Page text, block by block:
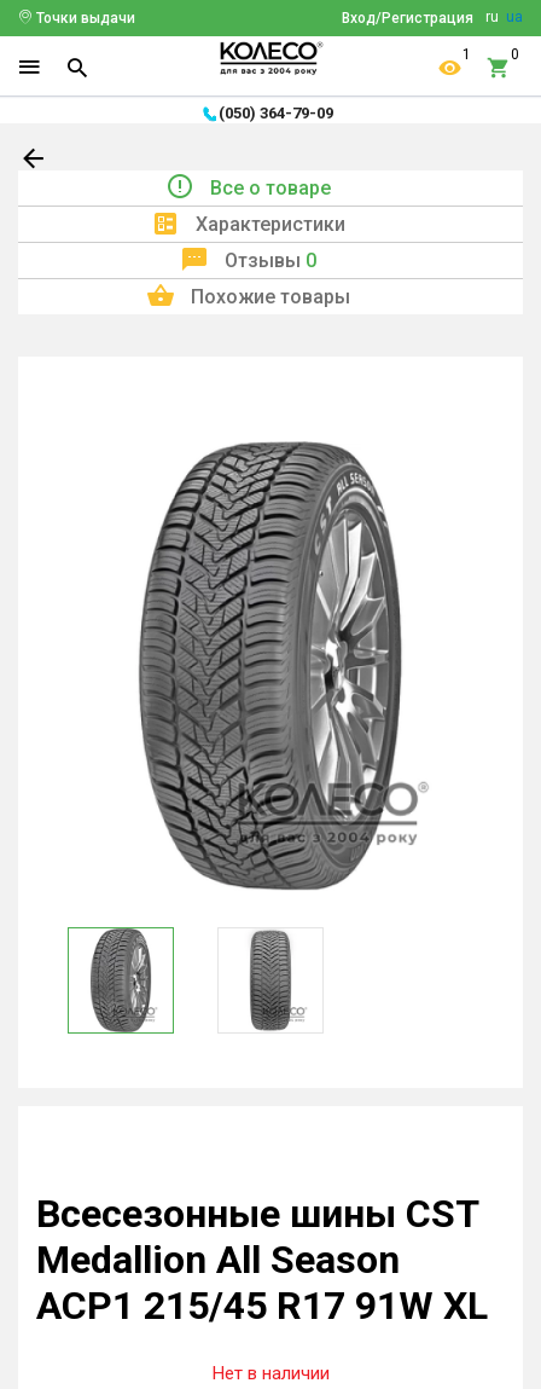
ru ua
Вход/Регистрация
Точки выдачи
1 0
(050) 364-79-09
Все о товаре
Характеристики
Отзывы 0
Похожие товары
Всесезонные шины CST
Medallion All Season
ACP1 215/45 R17 91W XL
Нет в наличии